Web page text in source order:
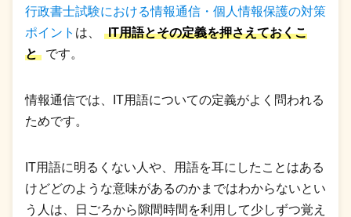
行政書士試験における情報通信・個人情報保護の対策
ポイント は、
IT用語とその定義を押さえておくこ
と
です。
情報通信では、IT用語についての定義がよく問われる
ためです。
IT用語に明るくない人や、用語を耳にしたことはある
けどどのような意味があるのかまではわからないとい
う人は、日ごろから隙間時間を利用して少しずつ覚え